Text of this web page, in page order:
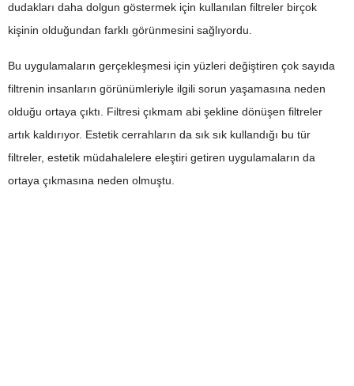
dudakları daha dolgun göstermek için kullanılan filtreler birçok
kişinin olduğundan farklı görünmesini sağlıyordu.
Bu uygulamaların gerçekleşmesi için yüzleri değiştiren çok sayıda
filtrenin insanların görünümleriyle ilgili sorun yaşamasına neden
olduğu ortaya çıktı. Filtresi çıkmam abi şekline dönüşen filtreler
artık kaldırıyor. Estetik cerrahların da sık sık kullandığı bu tür
filtreler, estetik müdahalelere eleştiri getiren uygulamaların da
ortaya çıkmasına neden olmuştu.